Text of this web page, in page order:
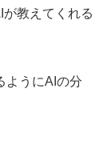
教えてくれる
ようにAIの分